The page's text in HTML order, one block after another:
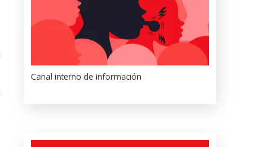
Canal interno de información